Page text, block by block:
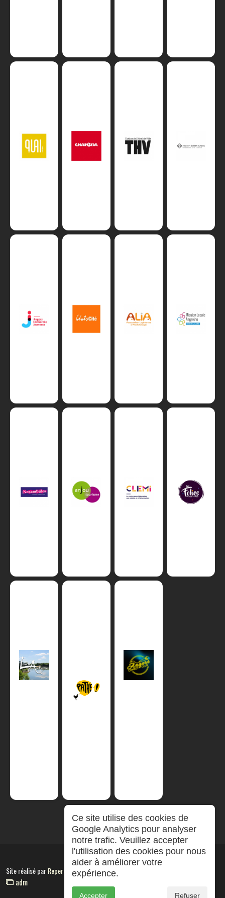
Site réalisé parRepereCom
adm
Ce site utilise des cookies de
Google Analytics pour analyser
notre trafic. Veuillez accepter
l'utilisation des cookies pour nous
aider à améliorer votre
expérience.
Accepter Refuser